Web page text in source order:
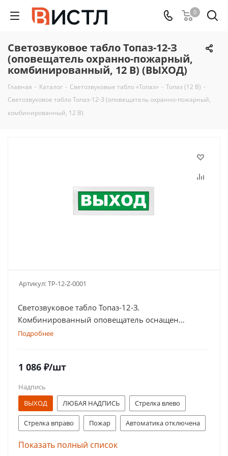
0
Светозвуковое табло Топаз-12-З
(оповещатель охранно-пожарный,
комбинированный, 12 В) (ВЫХОД)
Главная - Каталог - Светозвуковые табло «Топаз» - Топаз (12 В) -
Светозвуковое табло Топаз-12-З (оповещатель охранно-пожарный,
комбинированный, 12 В)
Артикул:TP-12-Z-0001
Светозвуковое табло Топаз-12-З.
Комбинированный оповещатель оснащен
дублированными клеммами
Подробнее
1 086 ₽/шт
Надпись
ВЫХОД
ЛЮБАЯ НАДПИСЬ Стрелка влево
Стрелка вправо Пожар Автоматика отключена
Газ! Уходи! Порошок! Не входи!
Показать полный список